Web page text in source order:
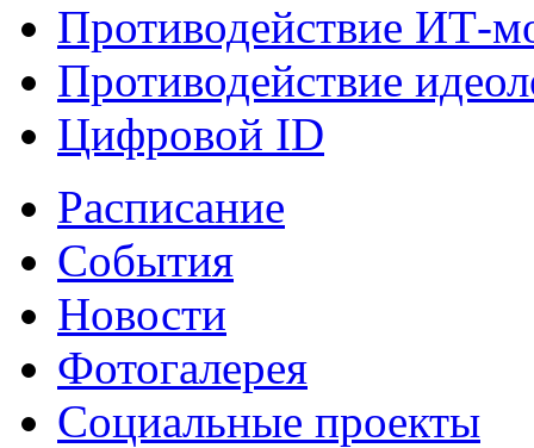
Противодействие ИТ-
Противодействие
Цифровой ID
Расписание
События
Новости
Фотогалерея
Социальные проекты